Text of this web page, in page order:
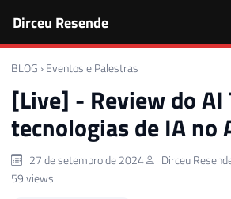
Dirceu Resende
BLOG › Eventos e Palestras
[Live] - Review do AI
tecnologias de IA no
27 de setembro de 2024 Dirceu
59 views